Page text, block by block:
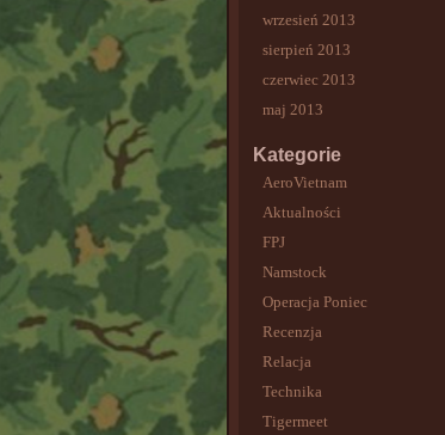
wrzesień 2013
sierpień 2013
czerwiec 2013
maj 2013
Kategorie
AeroVietnam
Aktualności
FPJ
Namstock
Operacja Poniec
Recenzja
Relacja
Technika
Tigermeet